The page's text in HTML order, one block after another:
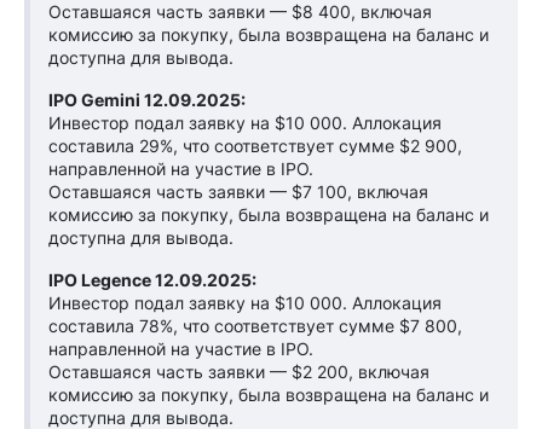
Оставшаяся часть заявки — $8 400, включая
комиссию за покупку, была возвращена на баланс и
доступна для вывода.
IPO Gemini 12.09.2025:
Инвестор подал заявку на $10 000. Аллокация
составила 29%, что соответствует сумме $2 900,
направленной на участие в IPO.
Оставшаяся часть заявки — $7 100, включая
комиссию за покупку, была возвращена на баланс и
доступна для вывода.
IPO Legence 12.09.2025:
Инвестор подал заявку на $10 000. Аллокация
составила 78%, что соответствует сумме $7 800,
направленной на участие в IPO.
Оставшаяся часть заявки — $2 200, включая
комиссию за покупку, была возвращена на баланс и
доступна для вывода.